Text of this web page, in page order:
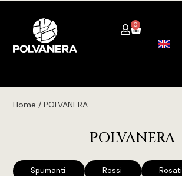
0
Home / POLVANERA
POLVANERA
Spumanti Rossi Rosati